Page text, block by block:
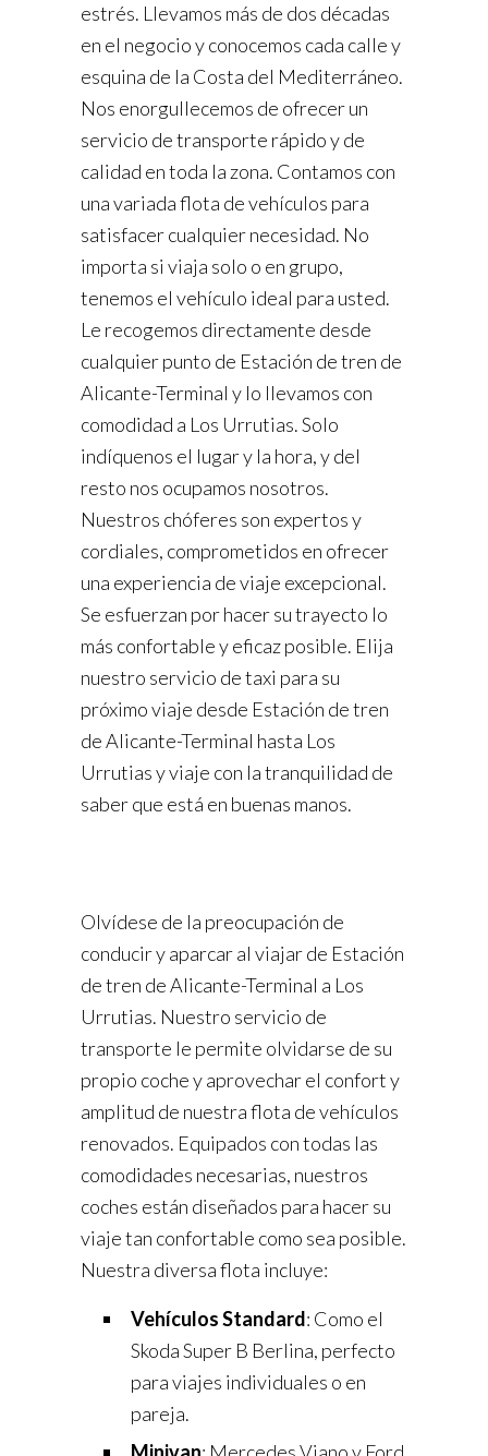
estrés. Llevamos más de dos décadas
en el negocio y conocemos cada calle y
esquina de la Costa del Mediterráneo.
Nos enorgullecemos de ofrecer un
servicio de transporte rápido y de
calidad en toda la zona. Contamos con
una variada flota de vehículos para
satisfacer cualquier necesidad. No
importa si viaja solo o en grupo,
tenemos el vehículo ideal para usted.
Le recogemos directamente desde
cualquier punto de Estación de tren de
Alicante-Terminal y lo llevamos con
comodidad a Los Urrutias. Solo
indíquenos el lugar y la hora, y del
resto nos ocupamos nosotros.
Nuestros chóferes son expertos y
cordiales, comprometidos en ofrecer
una experiencia de viaje excepcional.
Se esfuerzan por hacer su trayecto lo
más confortable y eficaz posible. Elija
nuestro servicio de taxi para su
próximo viaje desde Estación de tren
de Alicante-Terminal hasta Los
Urrutias y viaje con la tranquilidad de
saber que está en buenas manos.
Olvídese de la preocupación de
conducir y aparcar al viajar de Estación
de tren de Alicante-Terminal a Los
Urrutias. Nuestro servicio de
transporte le permite olvidarse de su
propio coche y aprovechar el confort y
amplitud de nuestra flota de vehículos
renovados. Equipados con todas las
comodidades necesarias, nuestros
coches están diseñados para hacer su
viaje tan confortable como sea posible.
Nuestra diversa flota incluye:
Vehículos Standard: Como el
Skoda Super B Berlina, perfecto
para viajes individuales o en
pareja.